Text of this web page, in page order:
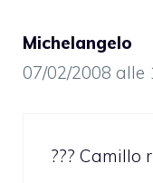
Michelangelo
07/02/2008 alle
??? Camillo